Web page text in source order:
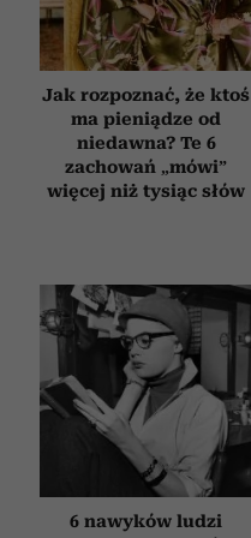
Jak rozpoznać, że ktoś
ma pieniądze od
niedawna? Te 6
zachowań „mówi”
więcej niż tysiąc słów
6 nawyków ludzi